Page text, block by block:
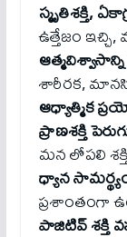
స్మృతిశక్తి,
ఉత్తేజం
శారీరక,
ఆధ్యాత్మిక
ప్రాణశక్తి
మన లోపలి
ధ్యాన
ప్రశాంతంగా
పాజిటివ్‌ శక్తి